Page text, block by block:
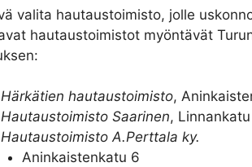
valita hautaustoimisto, jolle
hautaustoimistot myöntävät
Härkätien hautaustoimisto,
Hautaustoimisto Saarinen,
Hautaustoimisto A.Perttala ky.
Aninkaistenkatu 6